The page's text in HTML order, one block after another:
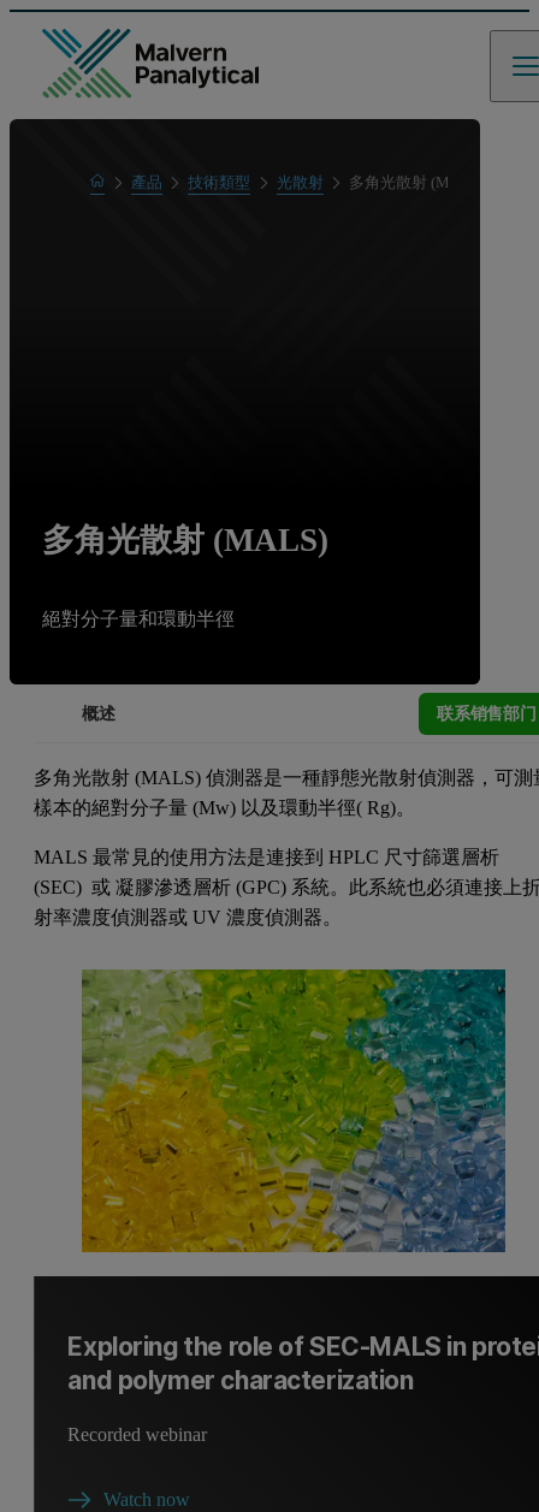
Home產品 技術類型 光散射 多角光散射 (MALS)
多角光散射 (MALS)
絕對分子量和環動半徑
概述 联系销售部门
多角光散射 (MALS) 偵測器是一種靜態光散射偵測器，可測
樣本的絕對分子量 (Mw) 以及環動半徑( Rg)。
MALS 最常見的使用方法是連接到 HPLC 尺寸篩選層析
(SEC) 或 凝膠滲透層析 (GPC) 系統。此系統也必須連接上
射率濃度偵測器或 UV 濃度偵測器。
Exploring the role of SEC-MALS in
and polymer characterization
Recorded webinar
Watch now